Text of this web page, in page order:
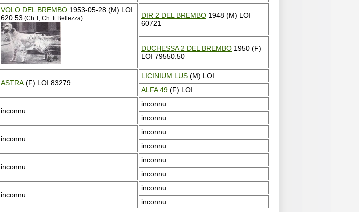
VOLO DEL BREMBO 1953-05-28 (M) LOI
620.53 (Ch T, Ch. It Bellezza) DIR 2 DEL BREMBO 1948 (M) LOI
60721
DUCHESSA 2 DEL BREMBO 1950 (F)
LOI 79550.50
ASTRA (F) LOI 83279
LICINIUM LUS (M) LOI
ALFA 49 (F) LOI
inconnu
inconnu
inconnu
inconnu
inconnu
inconnu
inconnu
inconnu
inconnu
inconnu
inconnu
inconnu